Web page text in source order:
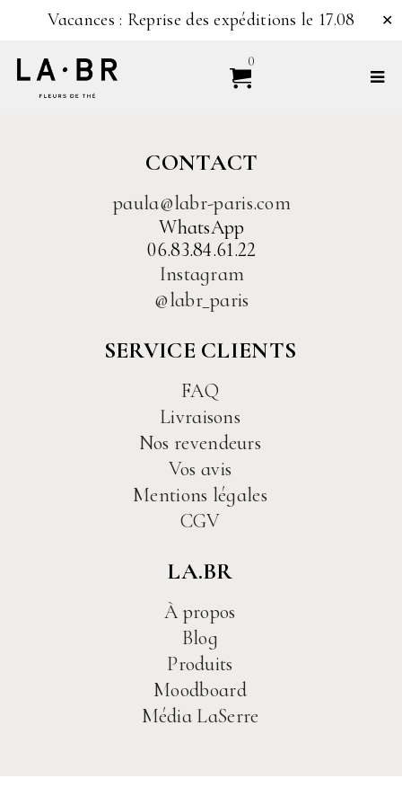
Vacances : Reprise des expéditions le 17.08 ✕
0
CONTACT
paula@labr-paris.com
WhatsApp
06.83.84.61.22
Instagram
@labr_paris
SERVICE CLIENTS
FAQ
Livraisons
Nos revendeurs
Vos avis
Mentions légales
CGV
LA.BR
À propos
Blog
Produits
Moodboard
Média LaSerre